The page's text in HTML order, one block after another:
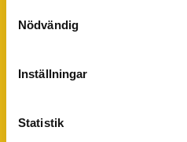
Nödvändig
Inställningar
Statistik
Ditt 55Plus lokalkontor -
frågor eller funderingar tveka
personlig hjälp.